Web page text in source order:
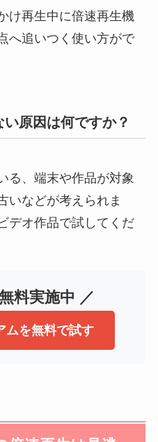
け再生中に倍速再生機
へ追いつく使い方がで
原因は何ですか？
る、端末や作品が対象
いなどが考えられま
デオ作品で試してくだ
料実施中 ／
ムを無料で試す